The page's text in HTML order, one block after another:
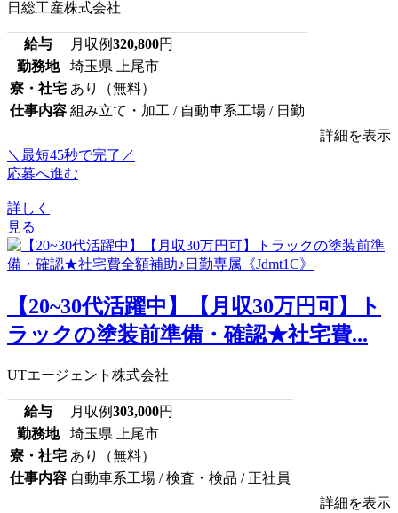
日総工産株式会社
給与 月収例320,800円
勤務地
埼玉県 上尾市
寮・社宅 あり（無料）
仕事内容 組み立て・加工 / 自動車系工場 / 日勤
詳細を表示
＼最短45秒で完了／
応募へ進む
詳しく
見る
【20~30代活躍中】【月収30万円可】ト
ラックの塗装前準備・確認★社宅費...
UTエージェント株式会社
給与 月収例303,000円
勤務地
埼玉県 上尾市
寮・社宅 あり（無料）
仕事内容 自動車系工場 / 検査・検品 / 正社員
詳細を表示